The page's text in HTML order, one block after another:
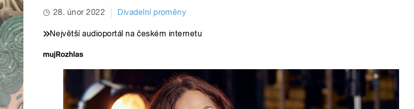
28. únor 2022 Divadelní proměny
Největší audioportál na českém internetu